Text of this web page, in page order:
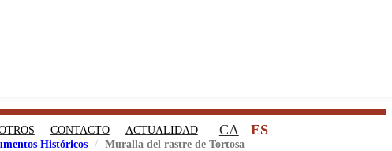
CONTACTO ACTUALIDAD CA ES
Históricos Muralla del rastre de Tortosa